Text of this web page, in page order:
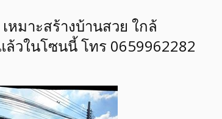
หมาะสร้างบ้านสวย ใกล้
วในโซนนี้ โทร 0659962282